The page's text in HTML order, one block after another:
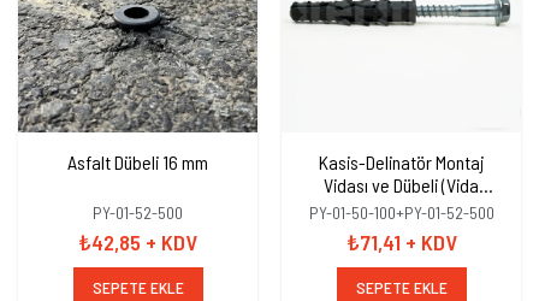
Asfalt Dübeli 16 mm
PY-01-52-500
₺42,85 + KDV
SEPETE EKLE
Kasis-Delinatör Montaj
Vidası ve Dübeli (Vida
10x100mm+Dübel 16mm)
PY-01-50-100+PY-01-52-500
₺71,41 + KDV
SEPETE EKLE